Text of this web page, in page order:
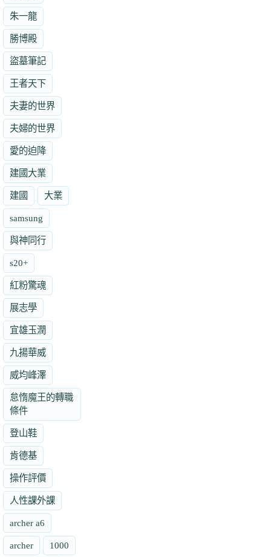
朱一龍
勝博殿
盜墓筆記
王者天下
夫妻的世界
夫婦的世界
愛的迫降
建國大業
建國 大業
samsung
與神同行
s20+
紅粉驚魂
展志學
宜雄玉潤
九揚華威
威均峰澤
怠惰魔王的轉職
條件
登山鞋
肯德基
操作評價
人性課外課
archer a6
archer 1000